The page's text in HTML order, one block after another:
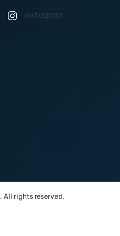
Instagram
All rights reserved.